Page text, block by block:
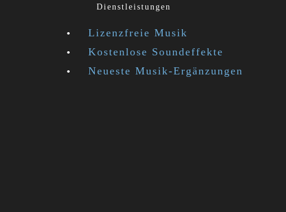
Dienstleistungen
Lizenzfreie Musik
Kostenlose Soundeffekte
Neueste Musik-Ergänzungen